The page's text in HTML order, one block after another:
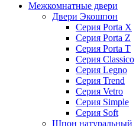
Межкомнатные двери
Двери Экошпон
Серия Porta X
Серия Porta Z
Серия Porta T
Серия Classico
Серия Legno
Серия Trend
Серия Vetro
Серия Simple
Серия Soft
Шпон натуральный